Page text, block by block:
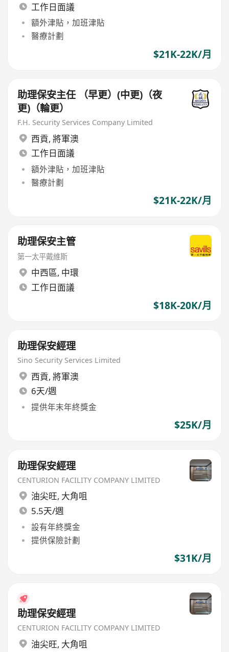
工作日面議
額外津貼，加班津貼
醫療計劃
$21K-22K/月
助理保安主任 （早更）(中更)（夜
更)（輪更）
F.H. Security Services Company Limited
西貢, 將軍澳
工作日面議
額外津貼，加班津貼
醫療計劃
$21K-22K/月
助理保安主管
第一太平戴維斯
中西區, 中環
工作日面議
$18K-20K/月
助理保安經理
Sino Security Services Limited
西貢, 將軍澳
6天/週
提供年末年終獎金
$25K/月
助理保安經理
CENTURION FACILITY COMPANY LIMITED
油尖旺, 大角咀
5.5天/週
設有年終獎金
提供保險計劃
$31K/月
助理保安經理
CENTURION FACILITY COMPANY LIMITED
油尖旺, 大角咀